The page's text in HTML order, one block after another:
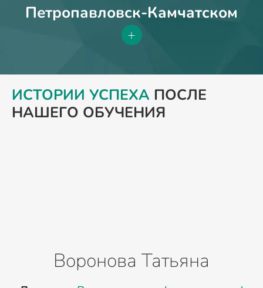
Петропавловск-Камчатском
+
ИСТОРИИ УСПЕХА ПОСЛЕ
НАШЕГО ОБУЧЕНИЯ
Воронова Татьяна